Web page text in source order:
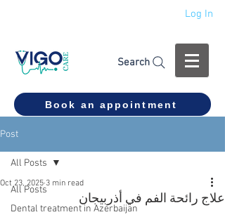
Log In
Search
Book an appointment
Post
All Posts
Dental treatment in Azerbaijan
All Posts
علاج رائحة الفم في أذربيجان
Oct 23, 2025 3 min read